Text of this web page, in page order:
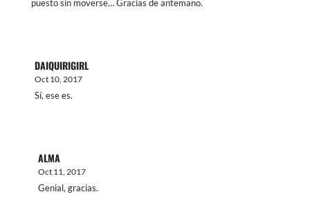
puesto sin moverse… Gracias de antemano.
DAIQUIRIGIRL
Oct 10, 2017
Sí, ese es.
ALMA
Oct 11, 2017
Genial, gracias.